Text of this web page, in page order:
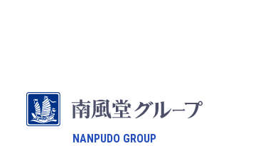
NANPUDO GROUP